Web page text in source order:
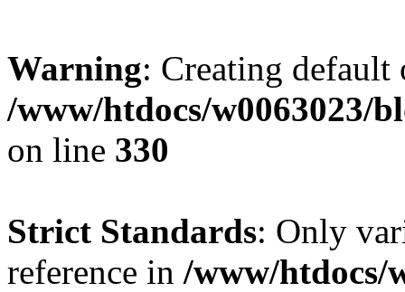
Warning: Creating
/www/htdocs/w0063023/
on line 330
Strict Standards: Only
reference in /www/htdocs/